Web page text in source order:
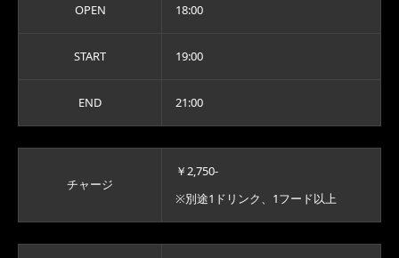
OPEN 18:00
START 19:00
END 21:00
チャージ
￥2,750-
※別途1ドリンク、1フード以上